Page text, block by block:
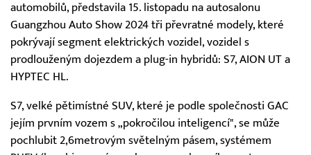
automobilů, představila 15. listopadu na autosalonu
Guangzhou Auto Show 2024 tři převratné modely, které
pokrývají segment elektrických vozidel, vozidel s
prodlouženým dojezdem a plug-in hybridů: S7, AION UT a
HYPTEC HL.
S7, velké pětimístné SUV, které je podle společnosti GAC
jejím prvním vozem s „pokročilou inteligencí", se může
pochlubit 2,6metrovým světelným pásem, systémem